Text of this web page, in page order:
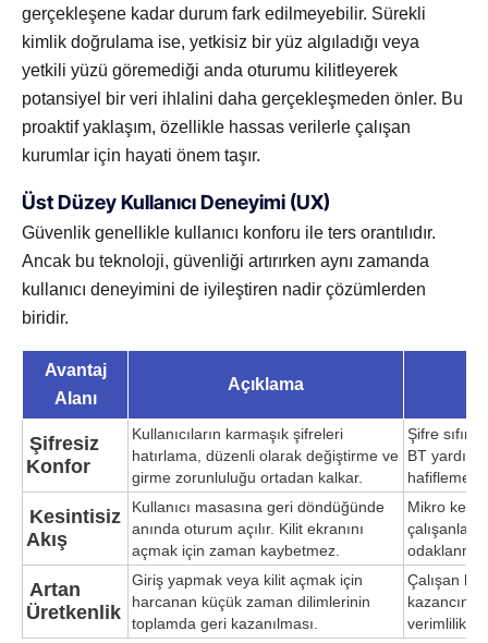
gerçekleşene kadar durum fark edilmeyebilir. Sürekli
kimlik doğrulama ise, yetkisiz bir yüz algıladığı veya
yetkili yüzü göremediği anda oturumu kilitleyerek
potansiyel bir veri ihlalini daha gerçekleşmeden önler. Bu
proaktif yaklaşım, özellikle hassas verilerle çalışan
kurumlar için hayati önem taşır.
Üst Düzey Kullanıcı Deneyimi (UX)
Güvenlik genellikle kullanıcı konforu ile ters orantılıdır.
Ancak bu teknoloji, güvenliği artırırken aynı zamanda
kullanıcı deneyimini de iyileştiren nadir çözümlerden
biridir.
Avantaj
Alanı
Açıklama
Şifresiz
Konfor
Kullanıcıların karmaşık şifreleri
hatırlama, düzenli olarak değiştirme ve
girme zorunluluğu ortadan kalkar.
Şifre
BT yardım
hafiflemesi.
Kesintisiz
Akış
Kullanıcı masasına geri döndüğünde
anında oturum açılır. Kilit ekranını
açmak için zaman kaybetmez.
Mikro
Artan
Üretkenlik
Giriş yapmak veya kilit açmak için
harcanan küçük zaman dilimlerinin
toplamda geri kazanılması.
Çalışan
kazancın,
verimlilik